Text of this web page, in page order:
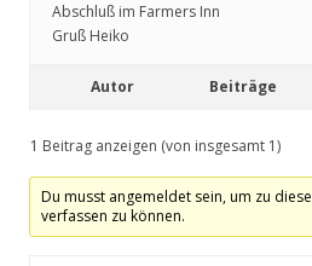
Abschluß im Farmers Inn
Gruß Heiko
Autor Beiträge
1 Beitrag anzeigen (von insgesamt 1)
Du musst angemeldet sein, um zu
verfassen zu können.